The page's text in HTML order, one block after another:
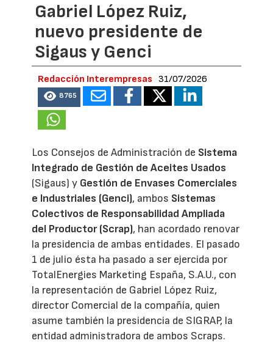
Gabriel López Ruiz,
nuevo presidente de
Sigaus y Genci
Redacción Interempresas 31/07/2026
8765
Los Consejos de Administración de Sistema
Integrado de Gestión de Aceites Usados
(Sigaus) y Gestión de Envases Comerciales
e Industriales (Genci), ambos Sistemas
Colectivos de Responsabilidad Ampliada
del Productor (Scrap), han acordado renovar
la presidencia de ambas entidades. El pasado
1 de julio ésta ha pasado a ser ejercida por
TotalEnergies Marketing España, S.A.U., con
la representación de Gabriel López Ruiz,
director Comercial de la compañía, quien
asume también la presidencia de SIGRAP, la
entidad administradora de ambos Scraps.